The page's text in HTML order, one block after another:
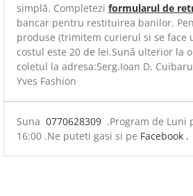
simplă. Completezi formularul de
bancar pentru restituirea banilor.
produse (trimitem curierul si se face
costul este 20 de lei.Sună ulterior la
coletul la adresa:Serg.Ioan D.
Yves Fashion
Suna 0770628309.Program de Luni
16:00 .Ne puteti gasi si pe Facebook .